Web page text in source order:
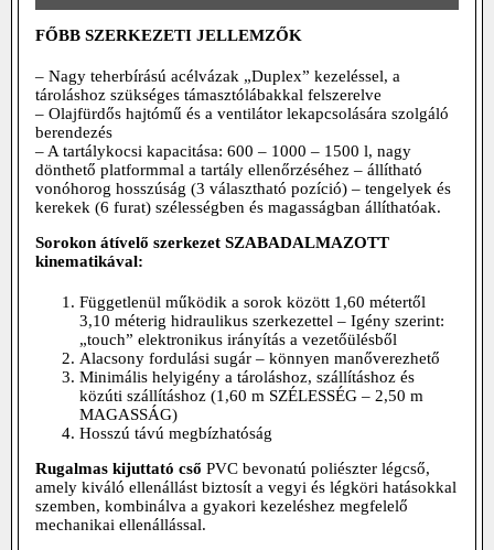
FŐBB SZERKEZETI JELLEMZŐK
– Nagy teherbírású acélvázak „Duplex” kezeléssel, a
tároláshoz szükséges támasztólábakkal felszerelve
– Olajfürdős hajtómű és a ventilátor lekapcsolására szolgáló
berendezés
– A tartálykocsi kapacitása: 600 – 1000 – 1500 l, nagy
dönthető platformmal a tartály ellenőrzéséhez – állítható
vonóhorog hosszúság (3 választható pozíció) – tengelyek és
kerekek (6 furat) szélességben és magasságban állíthatóak.
Sorokon átívelő szerkezet SZABADALMAZOTT
kinematikával:
Függetlenül működik a sorok között 1,60 métertől
3,10 méterig hidraulikus szerkezettel – Igény szerint:
„touch” elektronikus irányítás a vezetőülésből
Alacsony fordulási sugár – könnyen manőverezhető
Minimális helyigény a tároláshoz, szállításhoz és
közúti szállításhoz (1,60 m SZÉLESSÉG – 2,50 m
MAGASSÁG)
Hosszú távú megbízhatóság
Rugalmas kijuttató cső PVC bevonatú poliészter légcső,
amely kiváló ellenállást biztosít a vegyi és légköri hatásokkal
szemben, kombinálva a gyakori kezeléshez megfelelő
mechanikai ellenállással.